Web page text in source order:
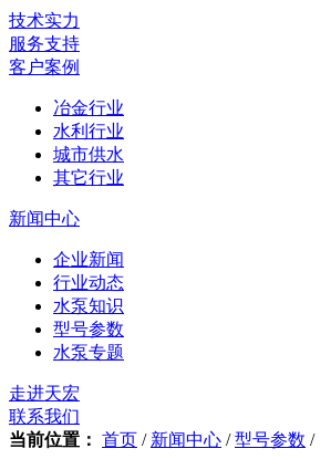
技术实力
服务支持
客户案例
冶金行业
水利行业
城市供水
其它行业
新闻中心
企业新闻
行业动态
水泵知识
型号参数
水泵专题
走进天宏
联系我们
当前位置： 首页 / 新闻中心 / 型号参数 /